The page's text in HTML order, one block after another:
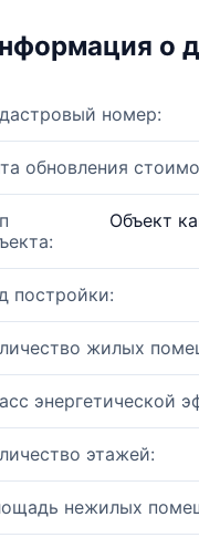
о
номер:
обновления
Объект
постройки:
жилых
энергетической
этажей:
нежилых